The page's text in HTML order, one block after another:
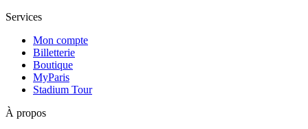
Services
Mon compte
Billetterie
Boutique
MyParis
Stadium Tour
À propos